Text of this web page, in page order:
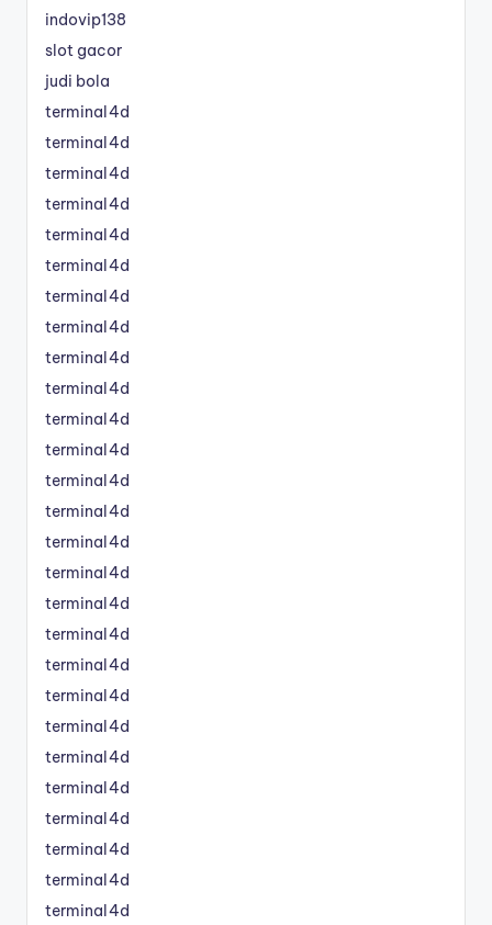
indovip138
slot gacor
judi bola
terminal4d
terminal4d
terminal4d
terminal4d
terminal4d
terminal4d
terminal4d
terminal4d
terminal4d
terminal4d
terminal4d
terminal4d
terminal4d
terminal4d
terminal4d
terminal4d
terminal4d
terminal4d
terminal4d
terminal4d
terminal4d
terminal4d
terminal4d
terminal4d
terminal4d
terminal4d
terminal4d